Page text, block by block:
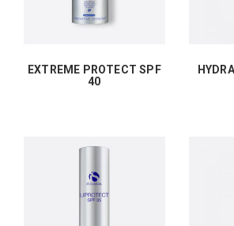
EXTREME PROTECT SPF
40